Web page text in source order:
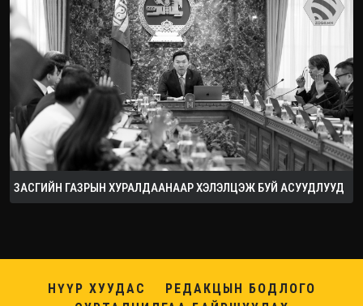
ЗАСГИЙН ГАЗРЫН ХУРАЛДААНААР ХЭЛЭЛЦЭЖ БУЙ АСУУДЛУУД
НҮҮР ХУУДАС
РЕДАКЦЫН БОДЛОГО